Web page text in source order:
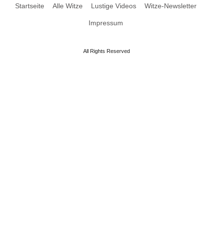
Startseite Alle Witze Lustige Videos Witze-Newsletter
Impressum
All Rights Reserved